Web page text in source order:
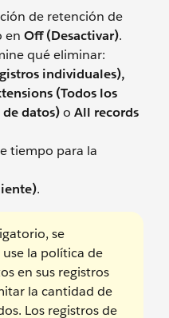
de retención de
en Off (Desactivar).
qué eliminar:
individuales),
(Todos los
de datos)o All records
tiempo para la
.
se
la política de
en sus registros
la cantidad de
Los registros de